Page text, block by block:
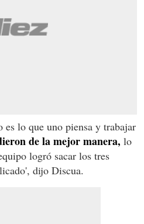
es lo que uno piensa y trabajar
de la mejor manera, lo
logró sacar los tres
dijo Discua.